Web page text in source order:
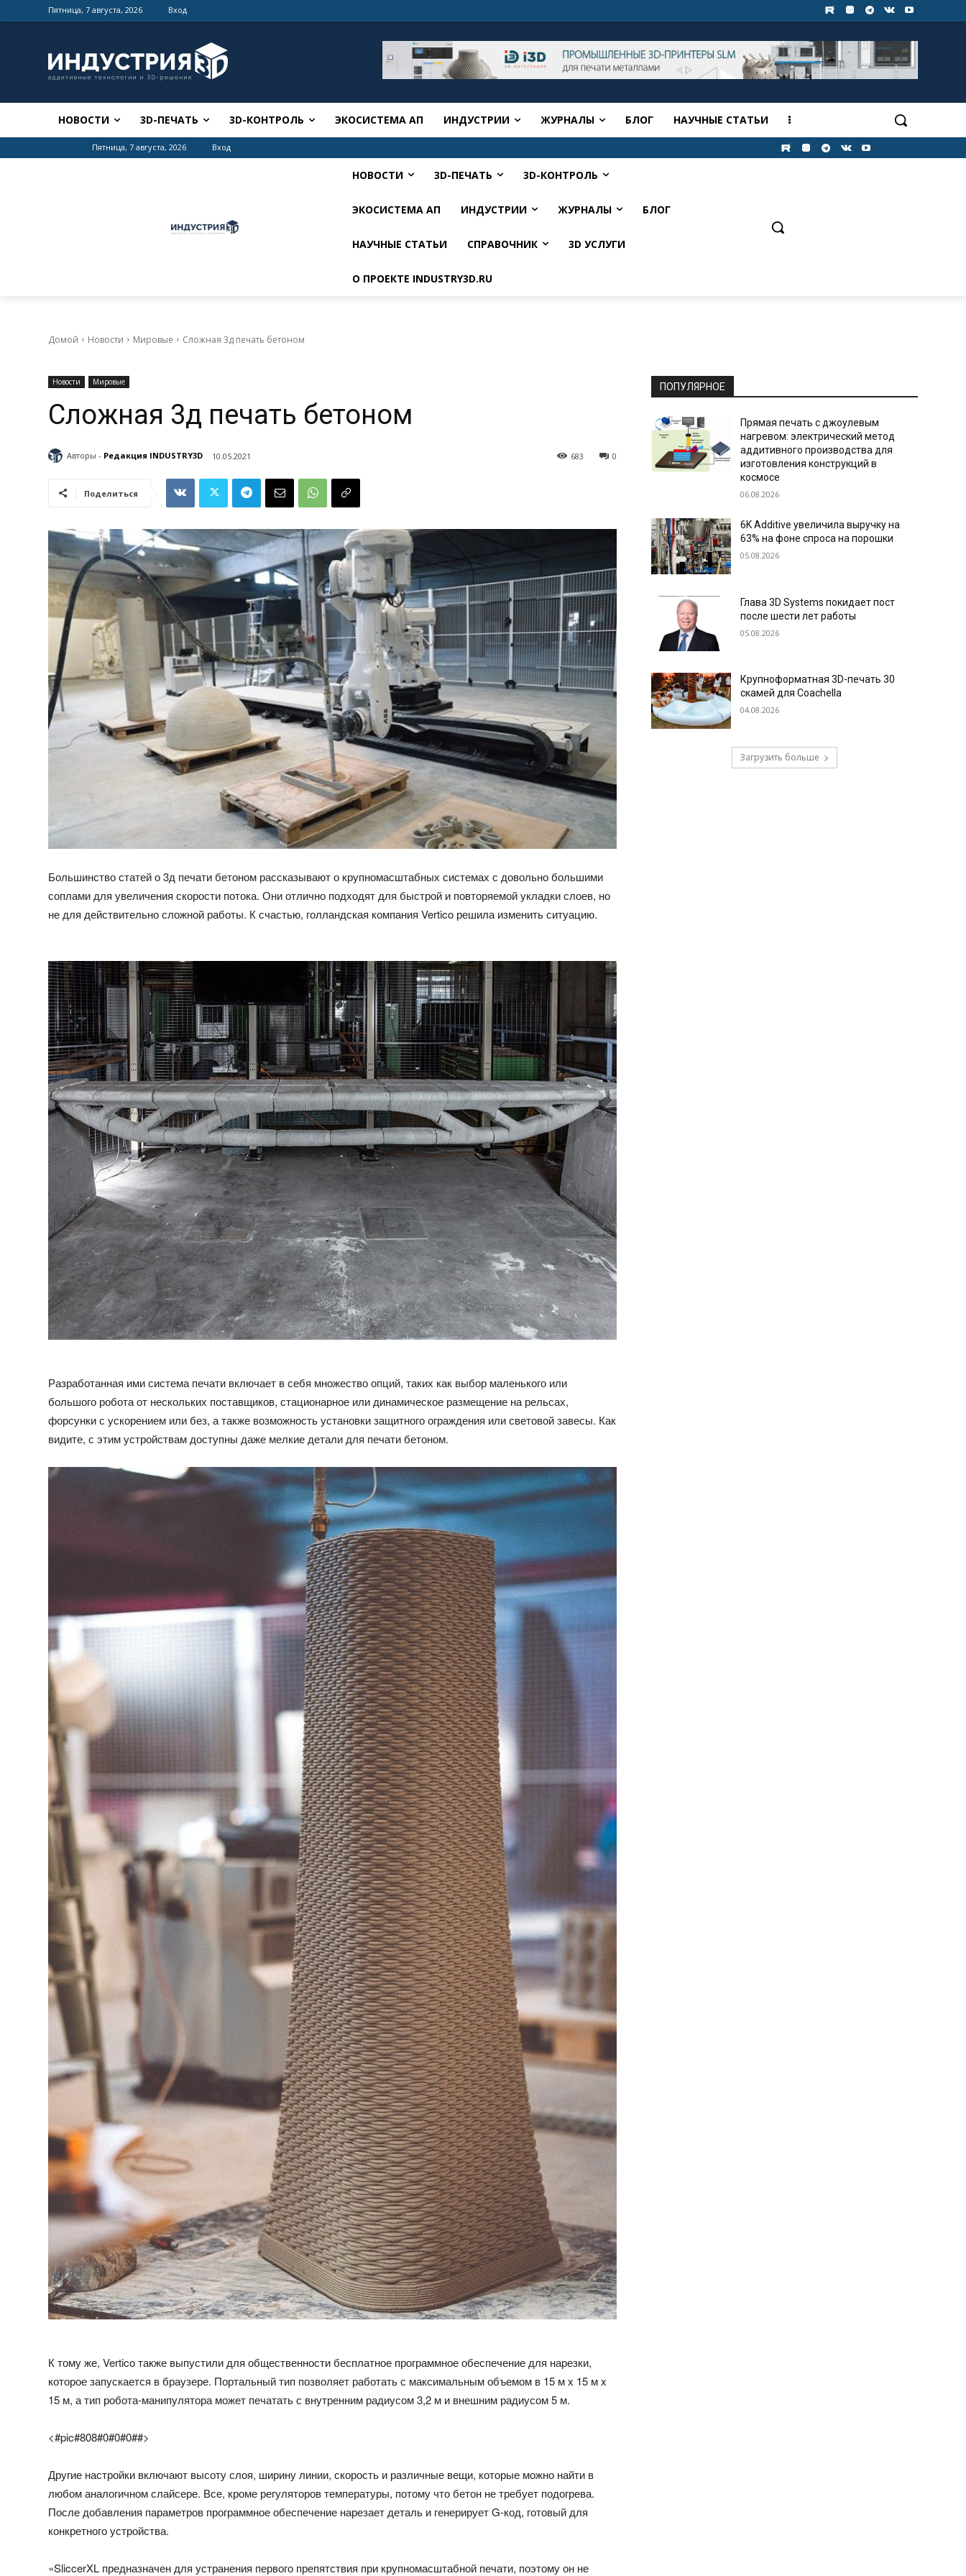
Пятница, 7 августа, 2026 Вход
НОВОСТИ 3D-ПЕЧАТЬ 3D-КОНТРОЛЬ ЭКОСИСТЕМА АП ИНДУСТРИИ ЖУРНАЛЫ БЛОГ НАУЧНЫЕ СТАТЬИ
Пятница, 7 августа, 2026 Вход
НОВОСТИ 3D-ПЕЧАТЬ 3D-КОНТРОЛЬ
ЭКОСИСТЕМА АП ИНДУСТРИИ ЖУРНАЛЫ БЛОГ
НАУЧНЫЕ СТАТЬИ СПРАВОЧНИК 3D УСЛУГИ
О ПРОЕКТЕ INDUSTRY3D.RU
Домой Новости Мировые Сложная 3д печать бетоном
Новости Мировые
Сложная 3д печать бетоном
Авторы - Редакция INDUSTRY3D 10.05.2021 0
683
Поделиться
Большинство статей о 3д печати бетоном рассказывают о крупномасштабных системах с довольно большими
соплами для увеличения скорости потока. Они отлично подходят для быстрой и повторяемой укладки слоев, но
не для действительно сложной работы. К счастью, голландская компания Vertico решила изменить ситуацию.
Разработанная ими система печати включает в себя множество опций, таких как выбор маленького или
большого робота от нескольких поставщиков, стационарное или динамическое размещение на рельсах,
форсунки с ускорением или без, а также возможность установки защитного ограждения или световой завесы. Как
видите, с этим устройствам доступны даже мелкие детали для печати бетоном.
К тому же, Vertico также выпустили для общественности бесплатное программное обеспечение для нарезки,
которое запускается в браузере. Портальный тип позволяет работать с максимальным объемом в 15 м x 15 м x
15 м, а тип робота-манипулятора может печатать с внутренним радиусом 3,2 м и внешним радиусом 5 м.
<#pic#808#0#0#0##>
Другие настройки включают высоту слоя, ширину линии, скорость и различные вещи, которые можно найти в
любом аналогичном слайсере. Все, кроме регуляторов температуры, потому что бетон не требует подогрева.
После добавления параметров программное обеспечение нарезает деталь и генерирует G-код, готовый для
конкретного устройства.
«SliccerXL предназначен для устранения первого препятствия при крупномасштабной печати, поэтому он не
ПОПУЛЯРНОЕ
Прямая печать с джоулевым
нагревом: электрический метод
аддитивного производства для
изготовления конструкций в
космосе
06.08.2026
6K Additive увеличила выручку на
63% на фоне спроса на порошки
05.08.2026
Глава 3D Systems покидает пост
после шести лет работы
05.08.2026
Крупноформатная 3D-печать 30
скамей для Coachella
04.08.2026
Загрузить больше